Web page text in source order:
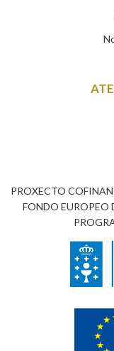
PROXECTO
FONDO EUROPEO